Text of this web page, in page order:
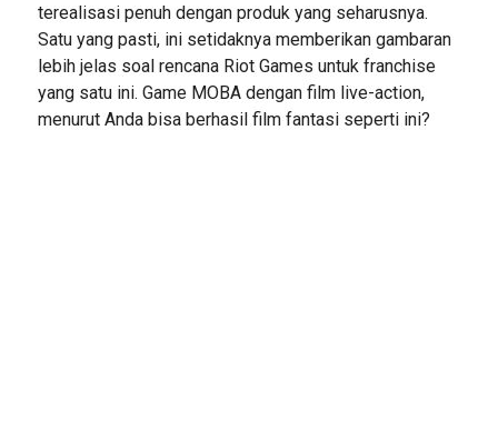
terealisasi penuh dengan produk yang seharusnya.
Satu yang pasti, ini setidaknya memberikan gambaran
lebih jelas soal rencana Riot Games untuk franchise
yang satu ini. Game MOBA dengan film live-action,
menurut Anda bisa berhasil film fantasi seperti ini?